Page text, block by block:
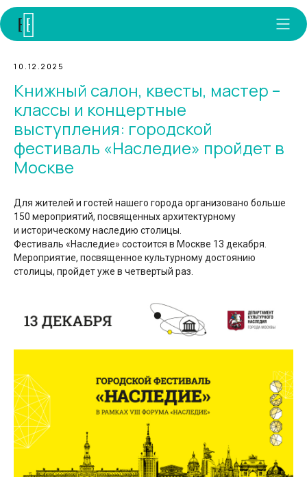
10.12.2025
Книжный салон, квесты, мастер –
классы и концертные
выступления: городской
фестиваль «Наследие» пройдет в
Москве
Для жителей и гостей нашего города организовано больше
150 мероприятий, посвященных архитектурному
и историческому наследию столицы.
Фестиваль «Наследие» состоится в Москве 13 декабря.
Мероприятие, посвященное культурному достоянию
столицы, пройдет уже в четвертый раз.